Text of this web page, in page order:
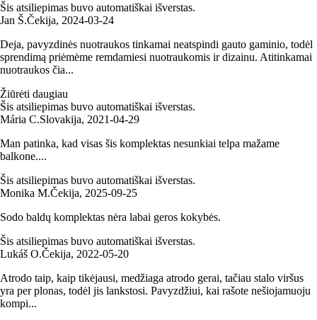
Šis atsiliepimas buvo automatiškai išverstas.
Jan Š.Čekija, 2024‑03‑24
Deja, pavyzdinės nuotraukos tinkamai neatspindi gauto gaminio, todėl
sprendimą priėmėme remdamiesi nuotraukomis ir dizainu. Atitinkamai
nuotraukos čia...
Žiūrėti daugiau
Šis atsiliepimas buvo automatiškai išverstas.
Mária C.Slovakija, 2021‑04‑29
Man patinka, kad visas šis komplektas nesunkiai telpa mažame
balkone....
Šis atsiliepimas buvo automatiškai išverstas.
Monika M.Čekija, 2025‑09‑25
Sodo baldų komplektas nėra labai geros kokybės.
Šis atsiliepimas buvo automatiškai išverstas.
Lukáš O.Čekija, 2022‑05‑20
Atrodo taip, kaip tikėjausi, medžiaga atrodo gerai, tačiau stalo viršus
yra per plonas, todėl jis lankstosi. Pavyzdžiui, kai rašote nešiojamuoju
kompi...